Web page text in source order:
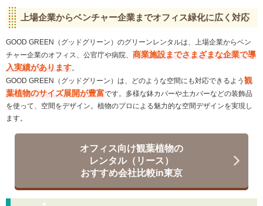
上場企業からベンチャー企業までオフィス緑化に広く対応
GOOD GREEN（グッドグリーン）のグリーンレンタルは、上場企業からベン
チャー企業のオフィス、公官庁や病院、 商業施設までさまざまな企業で導
入実績があります。
GOOD GREEN（グッドグリーン）は、どのような空間にも対応できるよう 観
葉植物のサイズ展開が豊富です。多様な鉢カバーや土カバーなどの装飾品
を使って、空間をデザイン。植物のプロによる魅力的な空間デザインを実現し
ます。
オフィス向け観葉植物の
レンタル（リース）
おすすめ会社比較in東京